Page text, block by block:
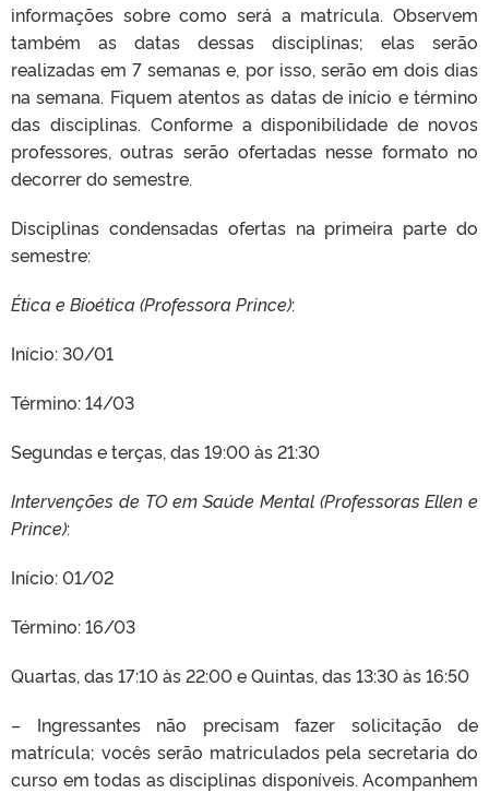
informações sobre como será a matrícula. Observem
também as datas dessas disciplinas; elas serão
realizadas em 7 semanas e, por isso, serão em dois dias
na semana. Fiquem atentos as datas de início e término
das disciplinas. Conforme a disponibilidade de novos
professores, outras serão ofertadas nesse formato no
decorrer do semestre.
Disciplinas condensadas ofertas na primeira parte do
semestre:
Ética e Bioética (Professora Prince):
Início: 30/01
Término: 14/03
Segundas e terças, das 19:00 às 21:30
Intervenções de TO em Saúde Mental (Professoras Ellen e
Prince):
Início: 01/02
Término: 16/03
Quartas, das 17:10 às 22:00 e Quintas, das 13:30 às 16:50
– Ingressantes não precisam fazer solicitação de
matrícula; vocês serão matriculados pela secretaria do
curso em todas as disciplinas disponíveis. Acompanhem